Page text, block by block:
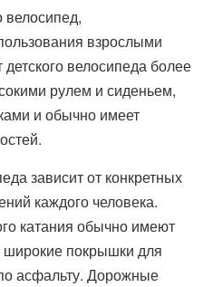
велосипед,
взрослыми
велосипеда более
рулем и сиденьем,
и обычно имеет
зависит от конкретных
каждого человека.
катания обычно имеют
покрышки для
асфальту. Дорожные